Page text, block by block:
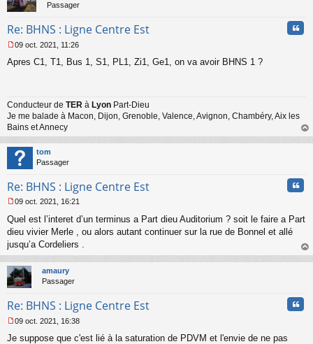
Passager
Re: BHNS : Ligne Centre Est
e
g
e
n
o
n
l
u
09 oct. 2021, 11:26
Apres C1, T1, Bus 1, S1, PL1, Zi1, Ge1, on va avoir BHNS 1 ?
Conducteur de TER à Lyon Part-Dieu
Je me balade à Macon, Dijon, Grenoble, Valence, Avignon, Chambéry, Aix les
Bains et Annecy
au
tom
Passager
Re: BHNS : Ligne Centre Est
e
s
s
g
e
n
n
u
09 oct. 2021, 16:21
Quel est l’interet d’un terminus a Part dieu Auditorium ? soit le faire a Part
dieu vivier Merle , ou alors autant continuer sur la rue de Bonnel et allé
jusqu’a Cordeliers .
au
amaury
Passager
Re: BHNS : Ligne Centre Est
e
09 oct. 2021, 16:38
Je suppose que c'est lié à la saturation de PDVM et l'envie de ne pas